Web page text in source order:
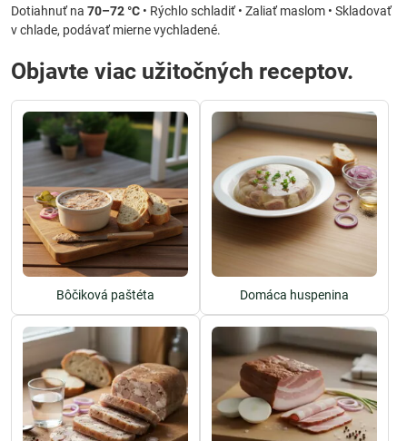
Dotiahnuť na 70–72 °C • Rýchlo schladiť • Zaliať maslom • Skladovať
v chlade, podávať mierne vychladené.
Objavte viac užitočných receptov.
Bôčiková paštéta Domáca huspenina